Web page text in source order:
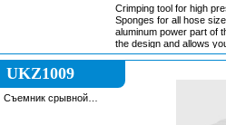
Crimping tool for high
Sponges for all hose
aluminum power part of
the design and allows
reach places. Strong
UKZ1009
Съемник срывной